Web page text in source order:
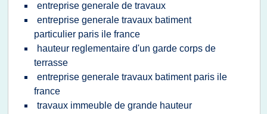
entreprise generale de travaux
entreprise generale travaux batiment
particulier paris ile france
hauteur reglementaire d'un garde corps de
terrasse
entreprise generale travaux batiment paris ile
france
travaux immeuble de grande hauteur